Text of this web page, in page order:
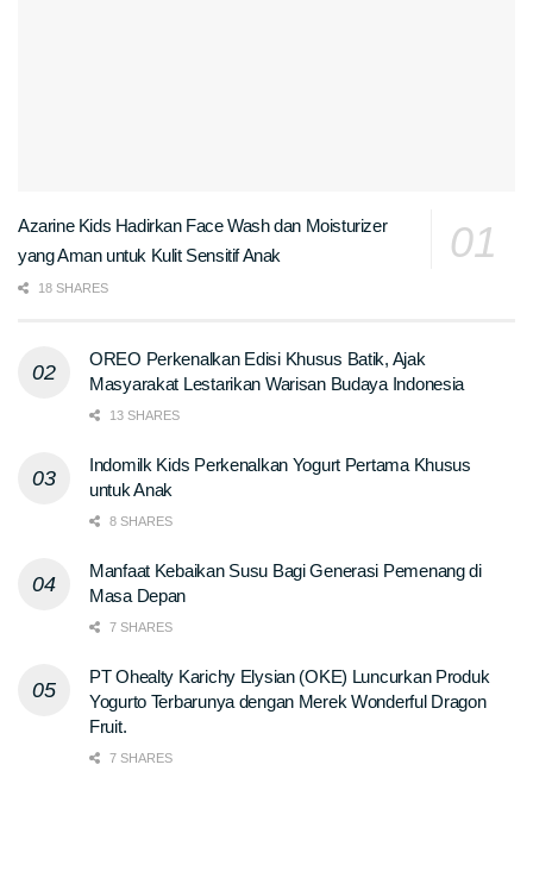
Azarine Kids Hadirkan Face Wash dan Moisturizer
yang Aman untuk Kulit Sensitif Anak
18 SHARES
OREO Perkenalkan Edisi Khusus Batik, Ajak
Masyarakat Lestarikan Warisan Budaya Indonesia
13 SHARES
Indomilk Kids Perkenalkan Yogurt Pertama Khusus
untuk Anak
8 SHARES
Manfaat Kebaikan Susu Bagi Generasi Pemenang di
Masa Depan
7 SHARES
PT Ohealty Karichy Elysian (OKE) Luncurkan Produk
Yogurto Terbarunya dengan Merek Wonderful Dragon
Fruit.
7 SHARES